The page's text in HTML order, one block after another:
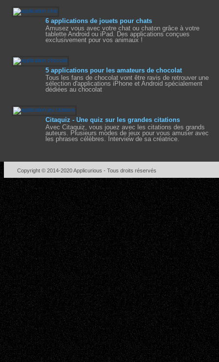
6 applications de jouets pour chats
Amusez vous avec votre chat ou chaton grâce à votre
tablette Android ou iPad. Des applications conçues
exclusivement pour vos animaux !
5 applications pour les amateurs de chocolat
Tous les fans de chocolat vont être ravis de retrouver une
sélection d'applications iPhone et Android spécialement
dédiées au chocolat
Citaquiz - Une quiz sur les grandes citations
Avec Citaquiz, vous jouez avec les citations des grands
auteurs. Plusieurs modes de jeux pour vous amuser avec
les phrases célèbres. Interview de sa créatrice.
Copyright © 2014-2020Applicurious - Tous droits réservés